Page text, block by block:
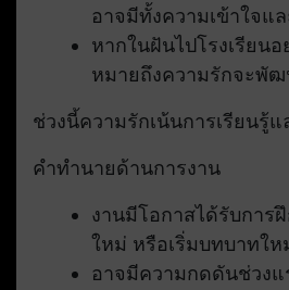
อาจมีทั้งความเข้าใจแ
หากในฝันไปโรงเรียน
หมายถึงความรักจะพั
ช่วงนี้ความรักเน้นการเรียนรู้
คำทำนายด้านการงาน
งานมีโอกาสได้รับการ
ใหม่ หรือเริ่มบทบาทให
อาจมีความกดดันช่วง